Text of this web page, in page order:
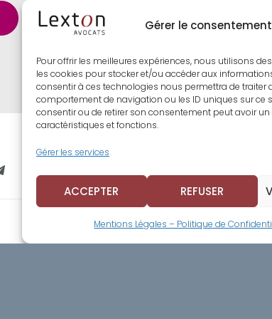
Gérer le consentement
Pour offrir les meilleures expériences, nous utilisons
les cookies pour stocker et/ou accéder aux
consentir à ces technologies nous permettra de traiter
comportement de navigation ou les ID uniques sur ce
consentir ou de retirer son consentement peut avoir
caractéristiques et fonctions.
Gérer les services
ACCEPTER REFUSER
Mentions Légales – Politique de